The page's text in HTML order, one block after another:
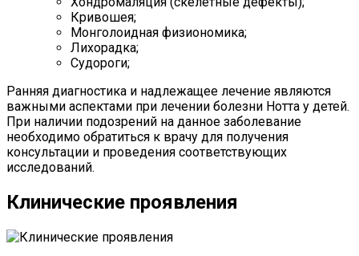
Кривошея;
Монголоидная физиономика;
Лихорадка;
Судороги;
Ранняя диагностика и надлежащее лечение являются
важными аспектами при лечении болезни Нотта у детей.
При наличии подозрений на данное заболевание
необходимо обратиться к врачу для получения
консультации и проведения соответствующих
исследований.
Клинические проявления